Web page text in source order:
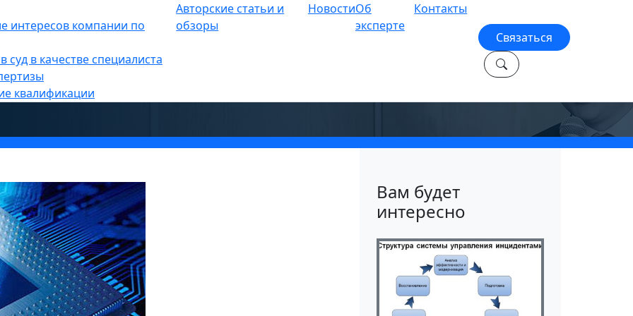
интересов компании по
суд в качестве специалиста
квалификации
Авторские статьи и
обзоры
НовостиОб
эксперте
Контакты
Связаться
»
В МИРЕ КИБЕРБЕЗОПАСНОСТИ
Вам будет
интересно